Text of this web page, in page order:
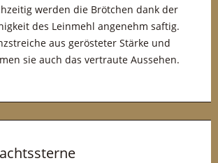
werden die Brötchen dank der
des Leinmehl angenehm saftig.
aus gerösteter Stärke und
sie auch das vertraute Aussehen.